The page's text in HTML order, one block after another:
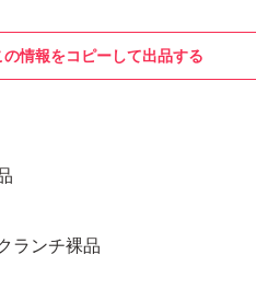
の情報をコピーして出品する
ランチ裸品